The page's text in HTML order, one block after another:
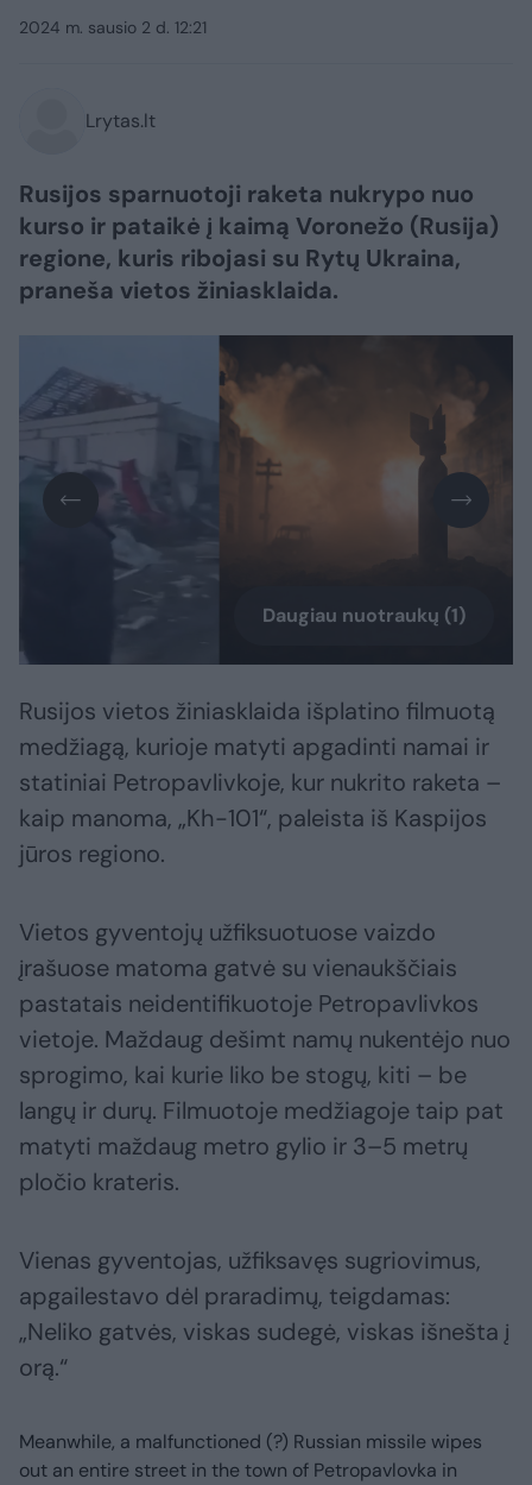
2024 m. sausio 2 d. 12:21
Lrytas.lt
Rusijos sparnuotoji raketa nukrypo nuo
kurso ir pataikė į kaimą Voronežo (Rusija)
regione, kuris ribojasi su Rytų Ukraina,
praneša vietos žiniasklaida.
Daugiau nuotraukų (1)
Rusijos vietos žiniasklaida išplatino filmuotą
medžiagą, kurioje matyti apgadinti namai ir
statiniai Petropavlivkoje, kur nukrito raketa –
kaip manoma, „Kh-101“, paleista iš Kaspijos
jūros regiono.
Vietos gyventojų užfiksuotuose vaizdo
įrašuose matoma gatvė su vienaukščiais
pastatais neidentifikuotoje Petropavlivkos
vietoje. Maždaug dešimt namų nukentėjo nuo
sprogimo, kai kurie liko be stogų, kiti – be
langų ir durų. Filmuotoje medžiagoje taip pat
matyti maždaug metro gylio ir 3–5 metrų
pločio krateris.
Vienas gyventojas, užfiksavęs sugriovimus,
apgailestavo dėl praradimų, teigdamas:
„Neliko gatvės, viskas sudegė, viskas išnešta į
orą.“
Meanwhile, a malfunctioned (?) Russian missile wipes
out an entire street in the town of Petropavlovka in